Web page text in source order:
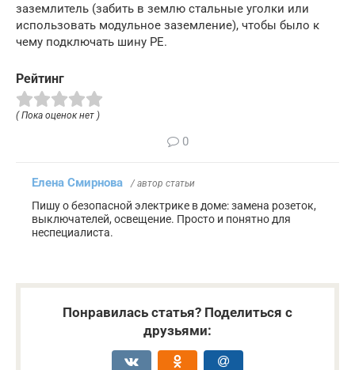
заземлитель (забить в землю стальные уголки или
использовать модульное заземление), чтобы было к
чему подключать шину PE.
Рейтинг
( Пока оценок нет )
0
Елена Смирнова / автор статьи
Пишу о безопасной электрике в доме: замена розеток,
выключателей, освещение. Просто и понятно для
неспециалиста.
Понравилась статья? Поделиться с
друзьями: